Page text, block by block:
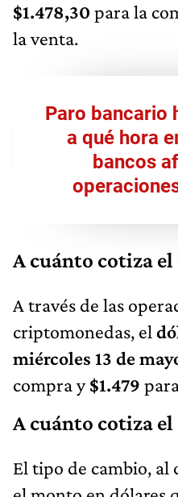
$1.478,30 para la
la venta.
Paro bancario
a qué hora
bancos
A cuánto cotiza
A través de las
criptomonedas, el
miércoles 13 de
compra y$1.479
A cuánto cotiza
El tipo de cambio, al